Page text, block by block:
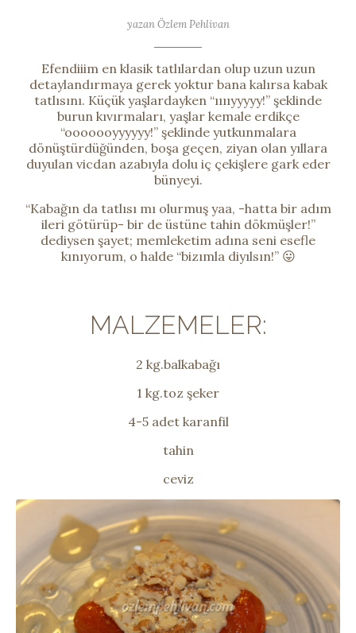
yazan Özlem Pehlivan
Efendiiim en klasik tatlılardan olup uzun uzun
detaylandırmaya gerek yoktur bana kalırsa kabak
tatlısını. Küçük yaşlardayken “ııııyyyyy!” şeklinde
burun kıvırmaları, yaşlar kemale erdikçe
“ooooooyyyyyy!” şeklinde yutkunmalara
dönüştürdüğünden, boşa geçen, ziyan olan yıllara
duyulan vicdan azabıyla dolu iç çekişlere gark eder
bünyeyi.
“Kabağın da tatlısı mı olurmuş yaa, -hatta bir adım
ileri götürüp- bir de üstüne tahin dökmüşler!”
dediysen şayet; memleketim adına seni esefle
kınıyorum, o halde “bizımla diyılsın!” 😛
MALZEMELER:
2 kg.balkabağı
1 kg.toz şeker
4-5 adet karanfil
tahin
ceviz